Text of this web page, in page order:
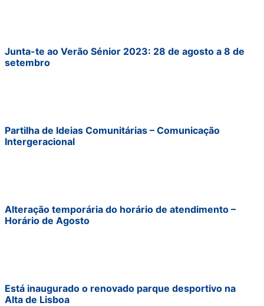
Junta-te ao Verão Sénior 2023: 28 de agosto a 8 de
setembro
Partilha de Ideias Comunitárias – Comunicação
Intergeracional
Alteração temporária do horário de atendimento –
Horário de Agosto
Está inaugurado o renovado parque desportivo na
Alta de Lisboa